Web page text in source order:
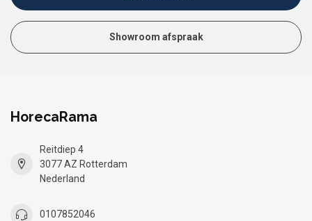
Showroom afspraak
HorecaRama
Reitdiep 4
3077 AZ Rotterdam
Nederland
0107852046